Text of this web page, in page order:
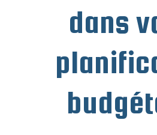
dans